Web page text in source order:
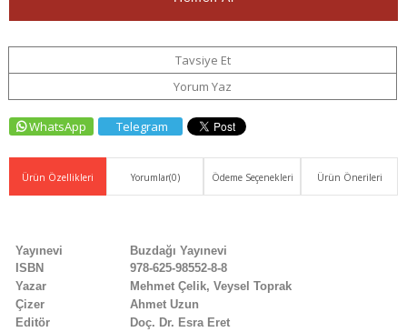
Tavsiye Et
Yorum Yaz
WhatsApp Telegram
Ürün Özellikleri Yorumlar(0) Ödeme Seçenekleri Ürün Önerileri
Yayınevi
Buzdağı Yayınevi
ISBN
978-625-98552-8-8
Yazar
Mehmet Çelik, Veysel Toprak
Çizer
Ahmet Uzun
Editör
Doç. Dr. Esra Eret